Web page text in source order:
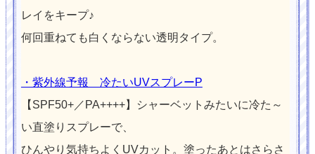
レイをキープ♪
何回重ねても白くならない透明タイプ。
・紫外線予報 冷たいUVスプレーP
【SPF50+／PA++++】シャーベットみたいに冷た～
い直塗りスプレーで、
ひんやり気持ちよくUVカット。塗ったあとはさらさ